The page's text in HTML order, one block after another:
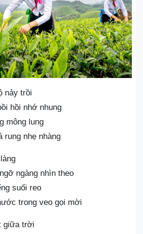
nảy trồi
hồi nhớ nhung
mông lung
rung nhẹ nhàng
ngàng nhìn theo
suối reo
trong veo gọi mời
giữa trời